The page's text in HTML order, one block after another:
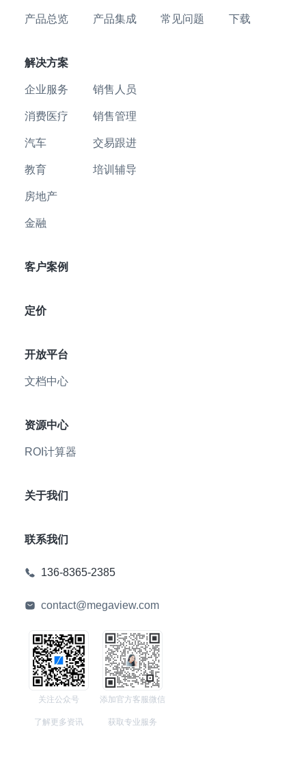
产品总览 产品集成 常见问题 下载
解决方案
企业服务
消费医疗
汽车
教育
房地产
金融
销售人员
销售管理
交易跟进
培训辅导
客户案例
定价
开放平台
文档中心
资源中心
ROI计算器
关于我们
联系我们
136-8365-2385
contact@megaview.com
关注公众号
了解更多资讯
添加官方客服微信
获取专业服务